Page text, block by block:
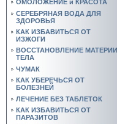
ОМОЛОЖЕНИЕ и КРАСОТА
СЕРЕБРЯНАЯ ВОДА ДЛЯ
ЗДОРОВЬЯ
КАК ИЗБАВИТЬСЯ ОТ
ИЗЖОГИ
ВОССТАНОВЛЕНИЕ МАТЕРИИ
ТЕЛА
ЧУМАК
КАК УБЕРЕЧЬСЯ ОТ
БОЛЕЗНЕЙ
ЛЕЧЕНИЕ БЕЗ ТАБЛЕТОК
КАК ИЗБАВИТЬСЯ ОТ
ПАРАЗИТОВ